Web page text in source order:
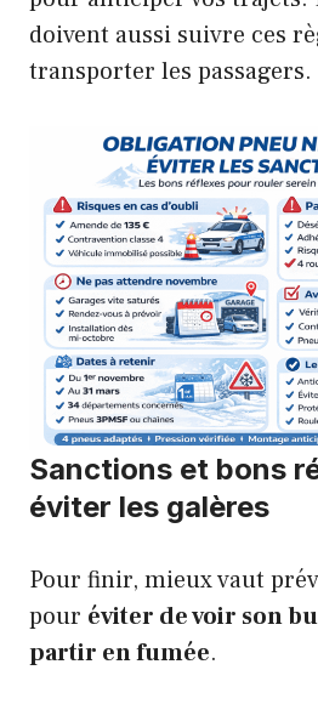
doivent aussi suivre ces
transporter les passagers.
Sanctions et bons
éviter les galères
Pour finir, mieux vaut
pour éviter de voir son
partir en fumée.